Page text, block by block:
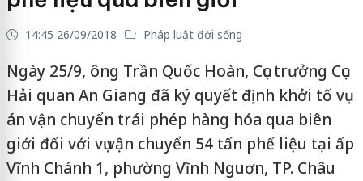
14:45 26/09/2018 Pháp luật đời sống
Ngày 25/9, ông Trần Quốc Hoàn, Cục trưởng Cục
Hải quan An Giang đã ký quyết định khởi tố vụ
án vận chuyển trái phép hàng hóa qua biên
giới đối với vụ vận chuyển 54 tấn phế liệu tại ấp
Vĩnh Chánh 1, phường Vĩnh Nguơn, TP. Châu